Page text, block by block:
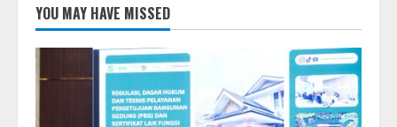
YOU MAY HAVE MISSED